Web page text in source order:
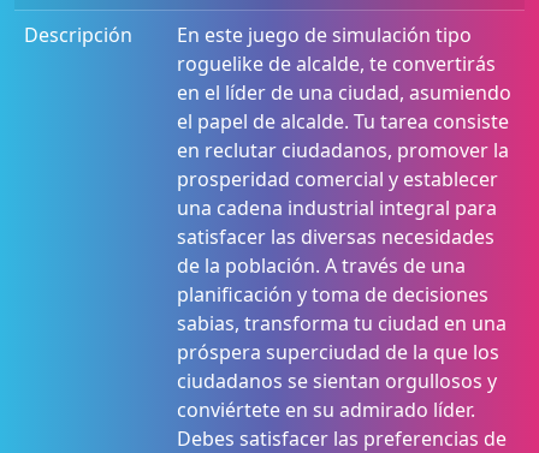
Descripción
En este juego de simulación tipo
roguelike de alcalde, te convertirás
en el líder de una ciudad, asumiendo
el papel de alcalde. Tu tarea consiste
en reclutar ciudadanos, promover la
prosperidad comercial y establecer
una cadena industrial integral para
satisfacer las diversas necesidades
de la población. A través de una
planificación y toma de decisiones
sabias, transforma tu ciudad en una
próspera superciudad de la que los
ciudadanos se sientan orgullosos y
conviértete en su admirado líder.
Debes satisfacer las preferencias de